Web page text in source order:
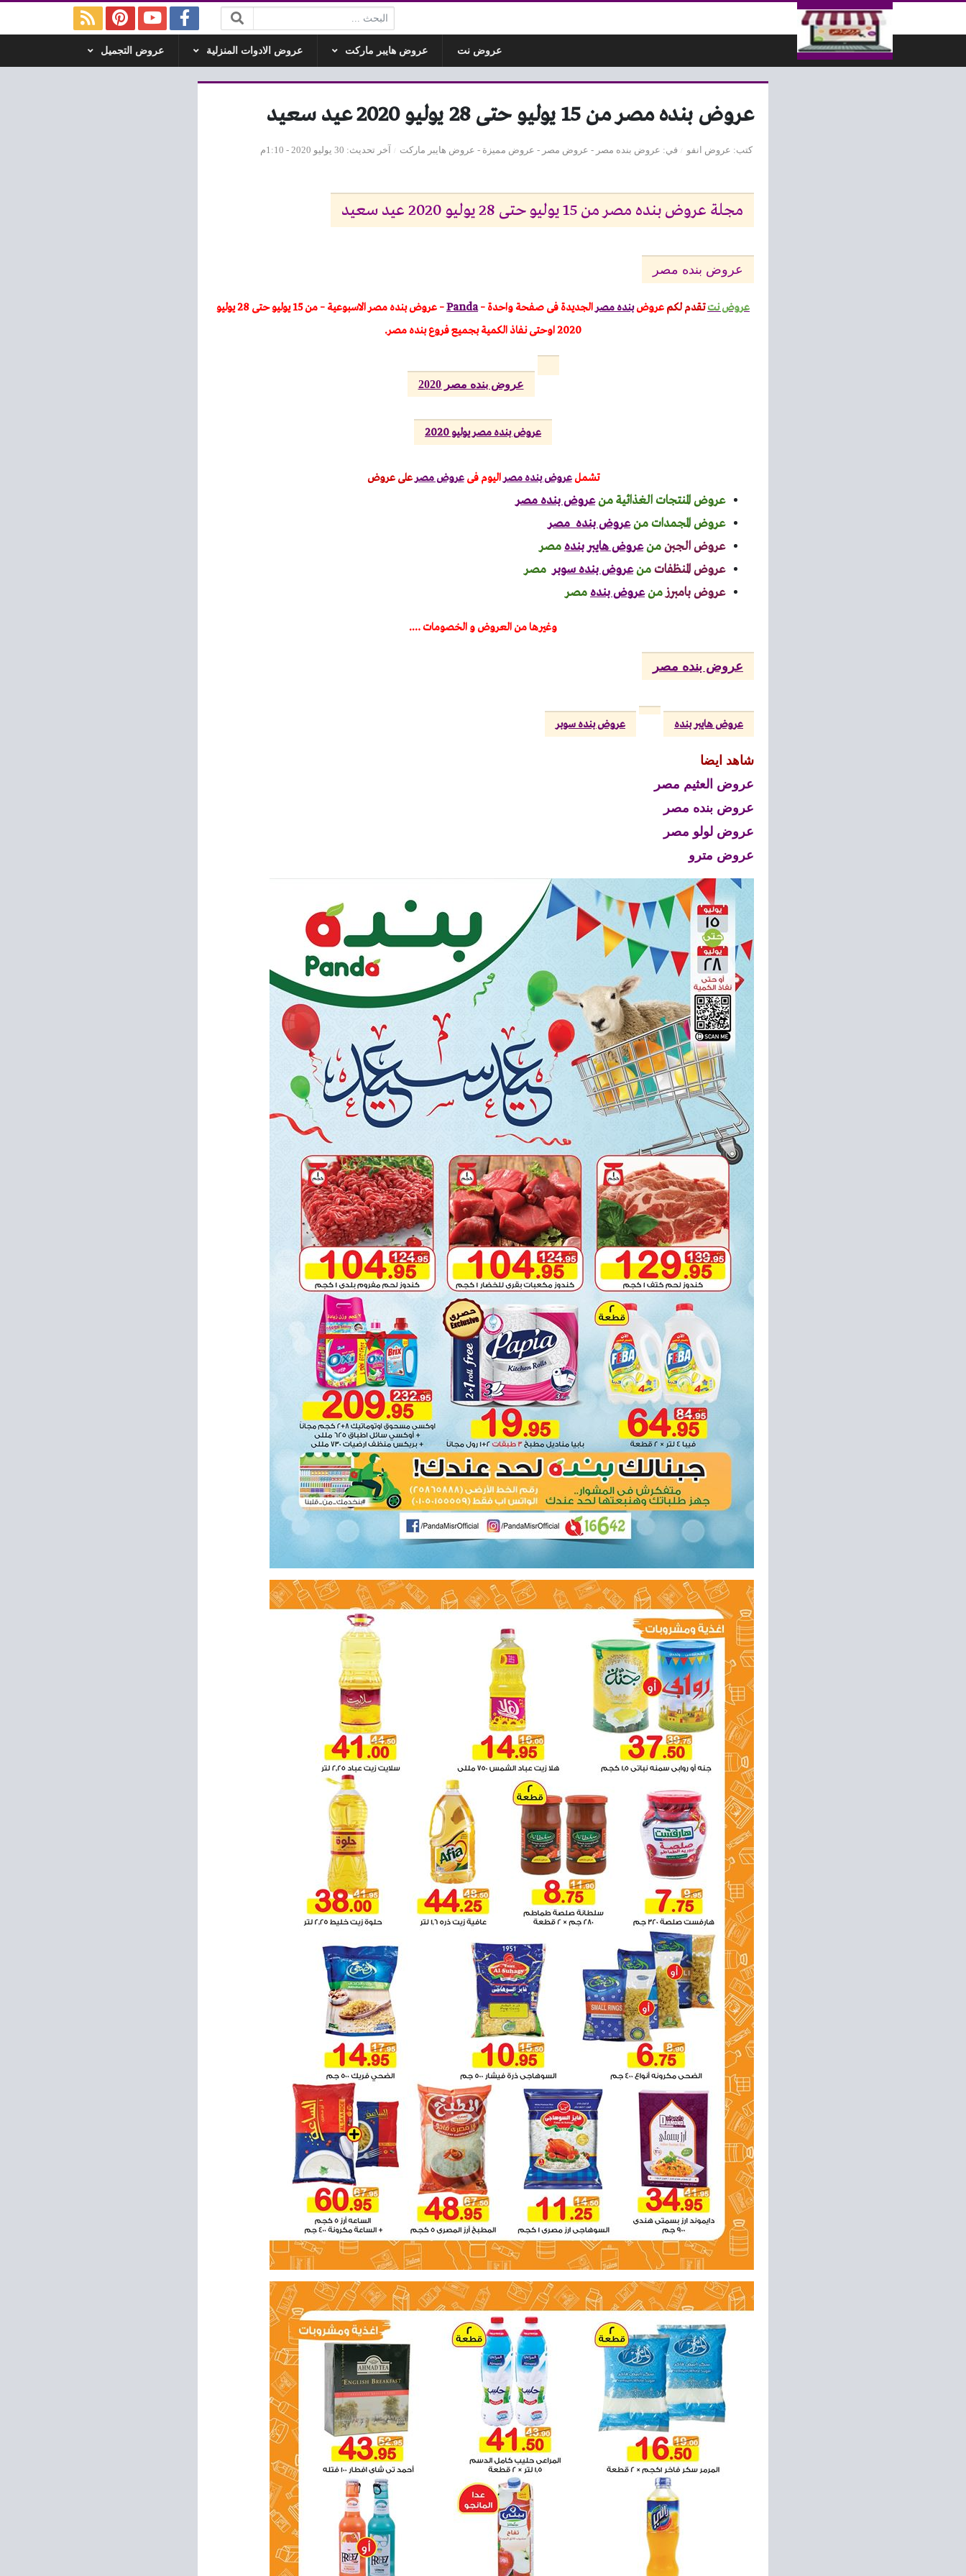
التخطي إلى المحتوى
البحث:
عروض نت عروض هايبر ماركت عروض الادوات المنزلية عروض التجميل
عروض بنده مصر من 15 يوليو حتى 28 يوليو 2020 عيد سعيد
كتب عروض انفو في عروض بنده مصر - عروض مصر - عروض مميزة - عروض هايبر ماركت آخر تحديث 30 يوليو 2020 - 1:10م
مجلة عروض بنده مصر من 15 يوليو حتى 28 يوليو 2020 عيد سعيد
عروض بنده مصر
عروض نتتقدم لكم عروض بنده مصرالجديدة فى صفحة واحدة –Panda
– عروض بنده مصر الاسبوعية – من 15 يوليو حتى 28 يوليو
2020 اوحتى نفاذ الكمية بجميع فروع بنده مصر.
عروض بنده مصر 2020
عروض بنده مصر يوليو 2020
تشملعروض بنده مصراليومفى عروض مصرعلى عروض
عروض المنتجات الغذائية منعروض بنده مصر
عروض المجمداتمنعروض بنده مصر
عروض الجبنمنعروض هايبر بنده مصر
عروض المنظفاتمنعروض بنده سوبرمصر
عروض بامبرزمنعروض بنده مصر
وغيرها من العروض و الخصومات ….
عروض بنده مصر
عروض هايبر بنده عروض بنده سوبر
شاهد ايضا
عروض العثيم مصر
عروض بنده مصر
عروض لولو مصر
عروض مترو